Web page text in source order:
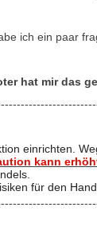
ich ein paar
hat mir das
einrichten.
kann
für den